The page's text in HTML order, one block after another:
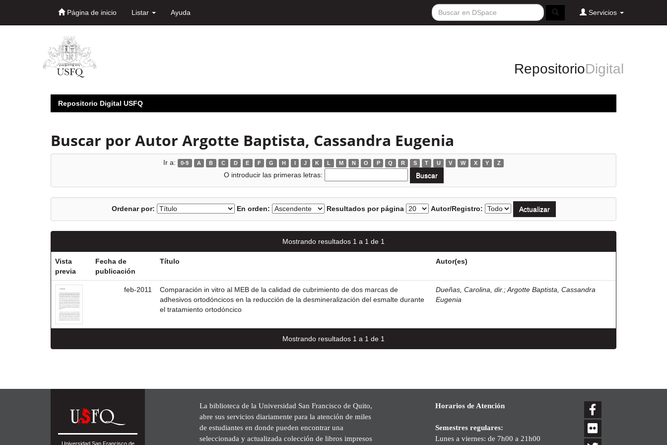
Página de inicio Listar Ayuda Servicios
RepositorioDigital
Repositorio Digital USFQ
Buscar por Autor Argotte Baptista, Cassandra Eugenia
Ir a: 0-9 A B C D E F G H I J K L M N O P Q R S T U V W X Y Z
O introducir las primeras letras:
Ordenar por: En orden: Resultados por página Autor/Registro:
Mostrando resultados 1 a 1 de 1
Vista
previa
Fecha de
publicación
Título Autor(es)
feb-2011
Comparación in vitro al MEB de la calidad de cubrimiento de dos marcas de
adhesivos ortodóncicos en la reducción de la desmineralización del esmalte durante
el tratamiento ortodóncico
Dueñas, Carolina, dir. ;Argotte Baptista, Cassandra
Eugenia
Mostrando resultados 1 a 1 de 1
Universidad San Francisco de
La biblioteca de la Universidad San Francisco de Quito,
abre sus servicios diariamente para la atención de miles
de estudiantes en donde pueden encontrar una
seleccionada y actualizada colección de libros impresos
Horarios de Atención
Semestres regulares:
Lunes a viernes: de 7h00 a 21h00